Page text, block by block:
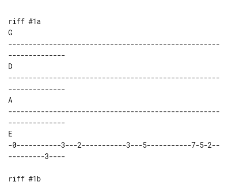
riff #1a
G
----------------------------------------------------
--------------
D
----------------------------------------------------
--------------
A
----------------------------------------------------
--------------
E
-0-----------3---2-----------3---5-----------7-5-2--
---------3----
riff #1b